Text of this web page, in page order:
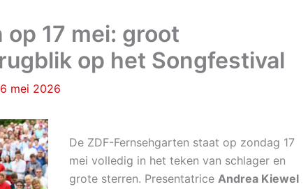
17 mei: groot
op het Songfestival
mei 2026
De ZDF-Fernsehgarten staat op zondag 17
mei volledig in het teken van schlager en
grote sterren. Presentatrice Andrea Kiewel